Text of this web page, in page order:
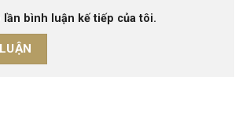
lần bình luận kế tiếp của tôi.